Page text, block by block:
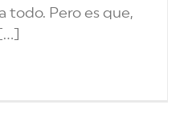
todo. Pero es que,